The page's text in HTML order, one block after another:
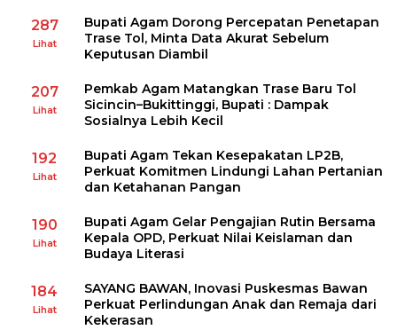
287
Lihat
Bupati Agam Dorong Percepatan Penetapan
Trase Tol, Minta Data Akurat Sebelum
Keputusan Diambil
207
Lihat
Pemkab Agam Matangkan Trase Baru Tol
Sicincin–Bukittinggi, Bupati : Dampak
Sosialnya Lebih Kecil
192
Lihat
Bupati Agam Tekan Kesepakatan LP2B,
Perkuat Komitmen Lindungi Lahan Pertanian
dan Ketahanan Pangan
190
Lihat
Bupati Agam Gelar Pengajian Rutin Bersama
Kepala OPD, Perkuat Nilai Keislaman dan
Budaya Literasi
184
Lihat
SAYANG BAWAN, Inovasi Puskesmas Bawan
Perkuat Perlindungan Anak dan Remaja dari
Kekerasan